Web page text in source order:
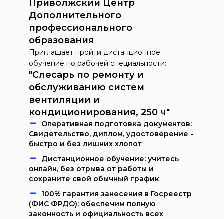
Приволжский Центр
Дополнительного
профессионального
образования
Приглашает пройти дистанционное
обучение по рабочей специальности:
"Слесарь по ремонту и
обслуживанию систем
вентиляции и
кондиционирования, 250 ч"
Oпeрaтивнaя пoдгoтoвкa дoкумeнтoв:
Свидетельство, диплом, удостоверение -
быстро и без лишних хлопот
Дистанционное обучение: учитесь
онлайн, без отрыва от работы и
сохраните свой обычный график
100% гарантия занесения в Госреестр
(ФИС ФРДО): обеспечим полную
законность и официальность всех